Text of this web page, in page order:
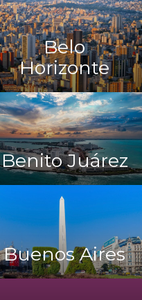
Belo
Horizonte
Benito Juárez
Buenos Aires